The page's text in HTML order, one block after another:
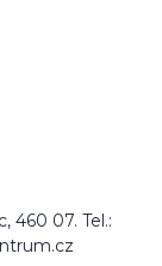
460 07. Tel.: